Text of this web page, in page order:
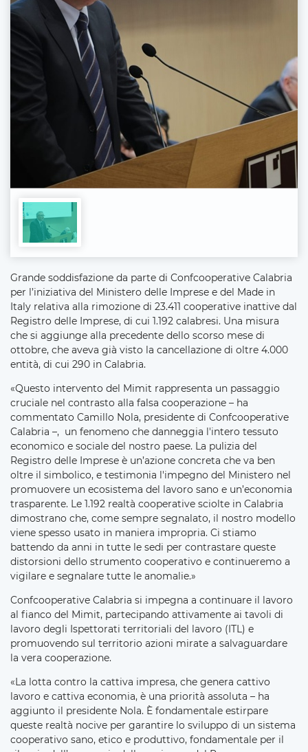
Grande soddisfazione da parte di Confcooperative Calabria
per l’iniziativa del Ministero delle Imprese e del Made in
Italy relativa alla rimozione di 23.411 cooperative inattive dal
Registro delle Imprese, di cui 1.192 calabresi. Una misura
che si aggiunge alla precedente dello scorso mese di
ottobre, che aveva già visto la cancellazione di oltre 4.000
entità, di cui 290 in Calabria.
«Questo intervento del Mimit rappresenta un passaggio
cruciale nel contrasto alla falsa cooperazione – ha
commentato Camillo Nola, presidente di Confcooperative
Calabria –, un fenomeno che danneggia l'intero tessuto
economico e sociale del nostro paese. La pulizia del
Registro delle Imprese è un’azione concreta che va ben
oltre il simbolico, e testimonia l'impegno del Ministero nel
promuovere un ecosistema del lavoro sano e un’economia
trasparente. Le 1.192 realtà cooperative sciolte in Calabria
dimostrano che, come sempre segnalato, il nostro modello
viene spesso usato in maniera impropria. Ci stiamo
battendo da anni in tutte le sedi per contrastare queste
distorsioni dello strumento cooperativo e continueremo a
vigilare e segnalare tutte le anomalie.»
Confcooperative Calabria si impegna a continuare il lavoro
al fianco del Mimit, partecipando attivamente ai tavoli di
lavoro degli Ispettorati territoriali del lavoro (ITL) e
promuovendo sul territorio azioni mirate a salvaguardare
la vera cooperazione.
«La lotta contro la cattiva impresa, che genera cattivo
lavoro e cattiva economia, è una priorità assoluta – ha
aggiunto il presidente Nola. È fondamentale estirpare
queste realtà nocive per garantire lo sviluppo di un sistema
cooperativo sano, etico e produttivo, fondamentale per il